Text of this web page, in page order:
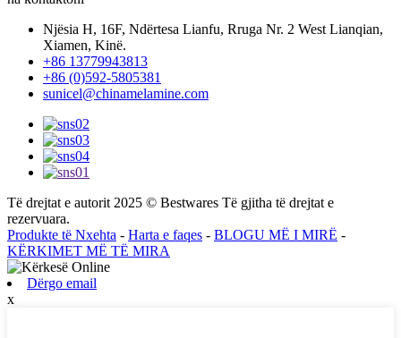
Njësia H, 16F, Ndërtesa Lianfu, Rruga Nr. 2 West Lianqian,
Xiamen, Kinë.
+86 13779943813
+86 (0)592-5805381
sunicel@chinamelamine.com
Të drejtat e autorit 2025 © Bestwares Të gjitha të drejtat e
rezervuara.
Produkte të Nxehta - Harta e faqes - BLOGU MË I MIRË -
KËRKIMET MË TË MIRA
Dërgo email
x